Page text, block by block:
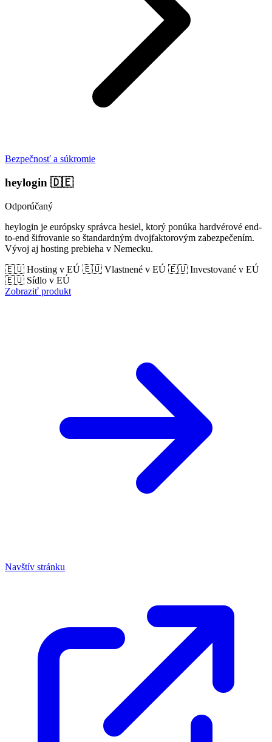
Bezpečnosť a súkromie
heylogin 🇩🇪
Odporúčaný
heylogin je európsky správca hesiel, ktorý ponúka hardvérové end-
to-end šifrovanie so štandardným dvojfaktorovým zabezpečením.
Vývoj aj hosting prebieha v Nemecku.
🇪🇺 Hosting v EÚ 🇪🇺 Vlastnené v EÚ 🇪🇺 Investované v EÚ
🇪🇺 Sídlo v EÚ
Zobraziť produkt
Navštív stránku